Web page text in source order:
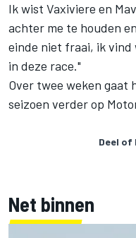
Ik wist Vaxiviere en
achter me te houden
einde niet fraai, ik vind
in deze race."
Over twee weken gaat
seizoen verder op
Deel of
Net binnen